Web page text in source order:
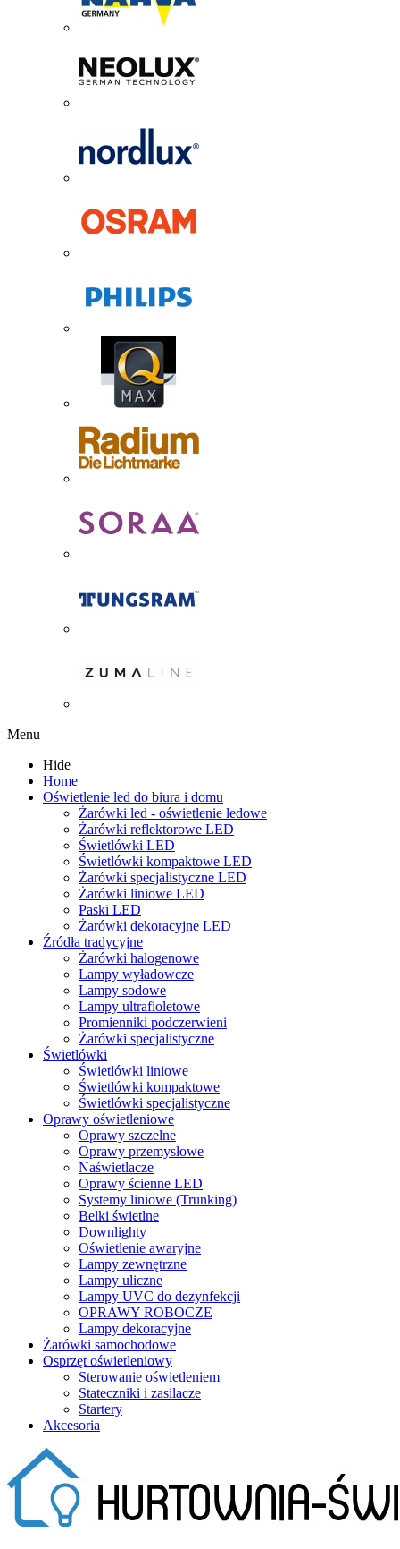
Menu
Hide
Home
Oświetlenie led do biura i domu
Żarówki led - oświetlenie ledowe
Żarówki reflektorowe LED
Świetlówki LED
Świetlówki kompaktowe LED
Żarówki specjalistyczne LED
Żarówki liniowe LED
Paski LED
Żarówki dekoracyjne LED
Źródła tradycyjne
Żarówki halogenowe
Lampy wyładowcze
Lampy sodowe
Lampy ultrafioletowe
Promienniki podczerwieni
Żarówki specjalistyczne
Świetlówki
Świetlówki liniowe
Świetlówki kompaktowe
Świetlówki specjalistyczne
Oprawy oświetleniowe
Oprawy szczelne
Oprawy przemysłowe
Naświetlacze
Oprawy ścienne LED
Systemy liniowe (Trunking)
Belki świetlne
Downlighty
Oświetlenie awaryjne
Lampy zewnętrzne
Lampy uliczne
Lampy UVC do dezynfekcji
OPRAWY ROBOCZE
Lampy dekoracyjne
Żarówki samochodowe
Osprzęt oświetleniowy
Sterowanie oświetleniem
Stateczniki i zasilacze
Startery
Akcesoria